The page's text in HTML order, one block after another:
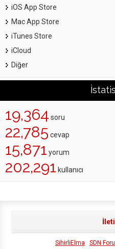
iOS App Store
Mac App Store
iTunes Store
iCloud
Diğer
19,364 soru
22,785 cevap
15,871 yorum
202,291 kullanıcı
SihirliElma SDN